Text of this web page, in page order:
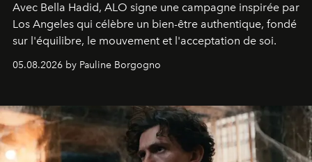
Avec Bella Hadid, ALO signe une campagne inspirée par
Los Angeles qui célèbre un bien-être authentique, fondé
sur l'équilibre, le mouvement et l'acceptation de soi.
05.08.2026 by Pauline Borgogno